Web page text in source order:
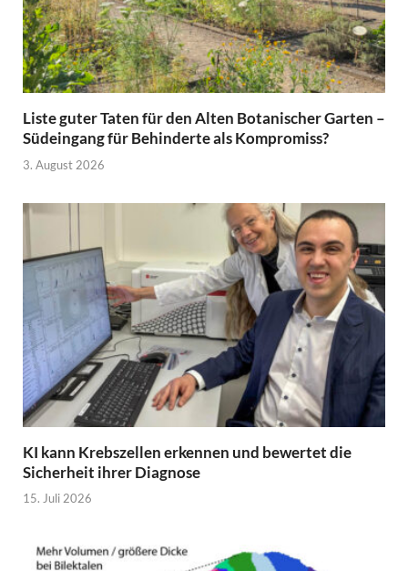
Liste guter Taten für den Alten Botanischer Garten –
Südeingang für Behinderte als Kompromiss?
3. August 2026
KI kann Krebszellen erkennen und bewertet die
Sicherheit ihrer Diagnose
15. Juli 2026